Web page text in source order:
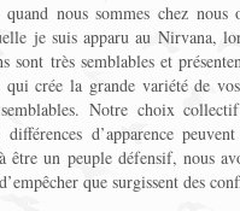
nous sommes chez nous
je suis apparu au Nirvana,
très semblables et
crée la grande variété de
Notre choix
d’apparence
être un peuple défensif, nous
que surgissent des